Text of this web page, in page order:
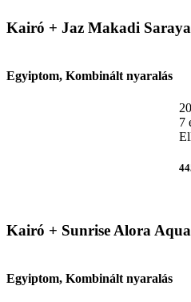
Kairó + Jaz Makadi
Egyiptom, Kombinált nyaralás
7
Kairó + Sunrise Alora
Egyiptom, Kombinált nyaralás